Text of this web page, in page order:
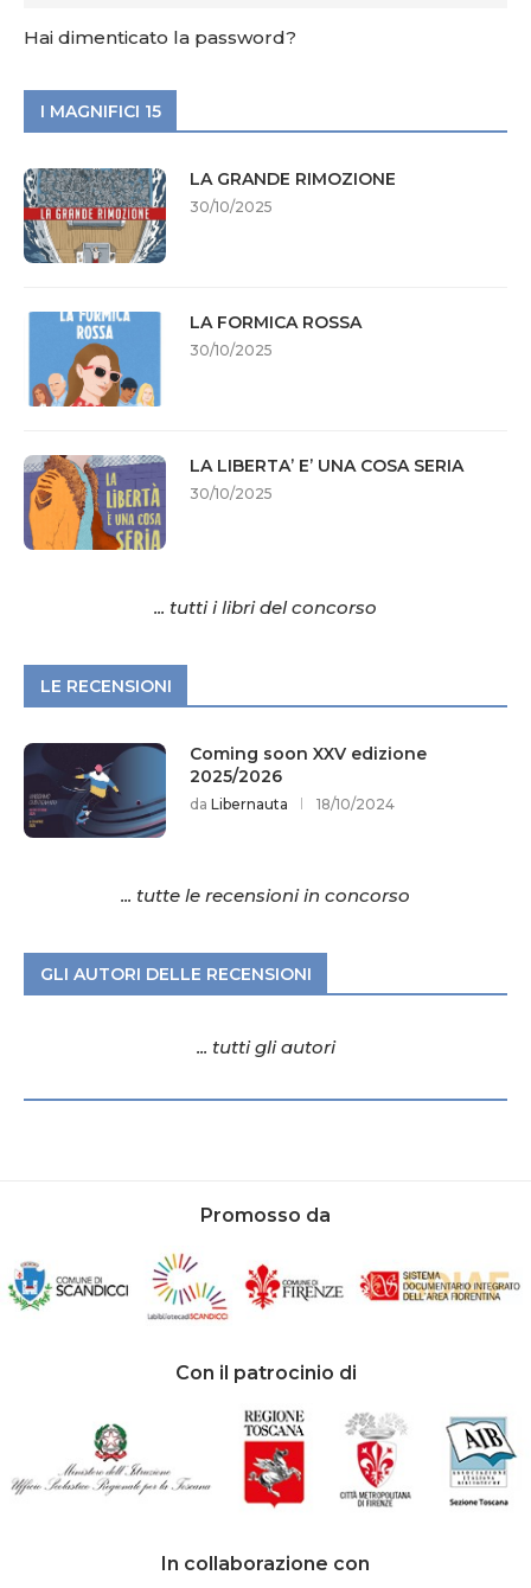
Hai dimenticato la password?
I MAGNIFICI 15
LA GRANDE RIMOZIONE
30/10/2025
LA FORMICA ROSSA
30/10/2025
LA LIBERTA’ E’ UNA COSA SERIA
30/10/2025
... tutti i libri del concorso
LE RECENSIONI
Coming soon XXV edizione
2025/2026
da Libernauta 18/10/2024
... tutte le recensioni in concorso
GLI AUTORI DELLE RECENSIONI
... tutti gli autori
Promosso da
Con il patrocinio di
In collaborazione con